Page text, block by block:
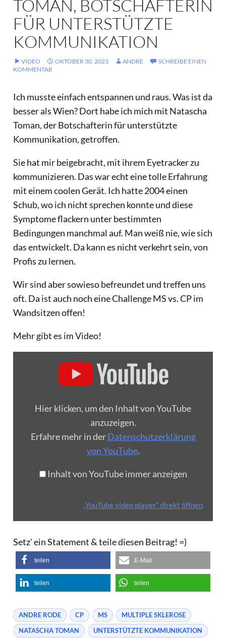
TOMAN, BOTSCHAFTERIN
FÜR UNTERSTÜTZTE
KOMMUNIKATION
VIDEO OKTOBER 30, 2023 ANDRE
SCHREIBE EINEN
KOMMENTAR
Ich musste einfach entspannen und raus. Was ist da
besser als Wien? Dort habe ich mich mit Natascha
Toman, der Botschafterin für unterstützte
Kommunikation, getroffen.
Sie hat mir beigebracht, mit ihrem Eyetracker zu
kommunizieren. Das war echt eine tolle Erfahrung
mit einem coolen Gerät. Ich hatte 2004 einen
Schub, wo ich nicht sprechen konnte und diese
Symptome flackern unter bestimmten
Bedingungen manchmal auf. Man weiß nie, wie sich
das entwickelt. Da kann es nicht verkehrt sein, von
Profis zu lernen.
Wir sind aber sowieso befreundet und treffen uns
oft. Da ist auch noch eine Challenge MS vs. CP im
Wandsitzen offen!
Mehr gibt es im Video!
Hier klicken, um den Inhalt von YouTube
anzuzeigen.
Erfahre mehr in derDatenschutzerklärung
von YouTube.
Inhalt von YouTube immer anzeigen
„YouTube video player“ direkt öffnen
Setz' ein Statement & teile diesen Beitrag! =)
teilen E-Mail
teilen teilen
ANDRE RODE CP MS
MULTIPLE SKLEROSE
NATASCHA TOMAN
UNTERSTÜTZTE KOMMUNIKATION